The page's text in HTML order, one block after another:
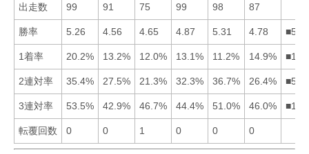
出走数 99 91 75 99 98 87
勝率 5.26 4.56 4.65 4.87 5.31 4.78
1着率 20.2% 13.2% 12.0% 13.1% 11.2% 14.9%
2連対率 35.4% 27.5% 21.3% 32.3% 36.7% 26.4%
3連対率 53.5% 42.9% 46.7% 44.4% 51.0% 46.0%
転覆回数 0 0 1 0 0 0